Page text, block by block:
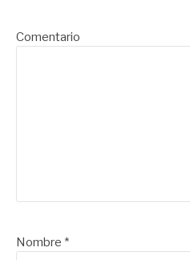
Comentario
Nombre *